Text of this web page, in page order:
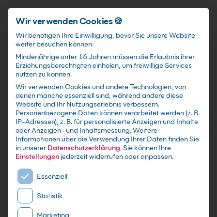
Schnellzugriff
Custom KI-Agents mit der
OpenAI Assistants API
bauen Kurs
Von Tool-Calling bis Guardrails: entwickle
Agents, die in Deinen Systemen zuverlässig
arbeiten.
Wir verwenden Cookies 🍪
Wir benötigen Ihre Einwilligung, bevor Sie unsere Website
weiter besuchen können.
Minderjährige unter 16 Jahren müssen die Erlaubnis ihrer
Erziehungsberechtigten einholen, um freiwillige Services
nutzen zu können.
Wir verwenden Cookies und andere Technologien, von
denen manche essenziell sind, während andere diese
Website und Ihr Nutzungserlebnis verbessern.
Personenbezogene Daten können verarbeitet werden (z. B.
IP-Adressen), z. B. für personalisierte Anzeigen und Inhalte
oder Anzeigen- und Inhaltsmessung.Weitere
Informationen über die Verwendung Ihrer Daten finden Sie
in unserer Datenschutzerklärung.Sie können Ihre
Einstellungen jederzeit widerrufen oder anpassen.
Es folgt eine Liste der Service-Gruppen, für die eine
Essenziell
Statistik
Marketing